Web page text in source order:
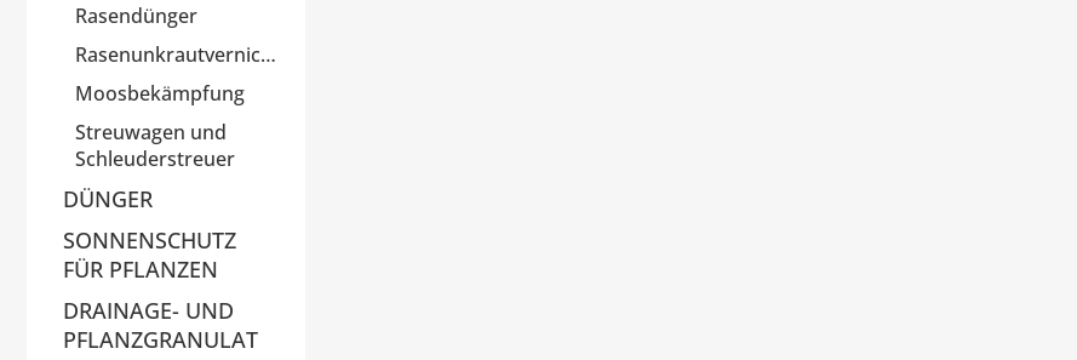
Rasendünger
Rasenunkrautvernichter
Moosbekämpfung
Streuwagen und
Schleuderstreuer
DÜNGER
SONNENSCHUTZ
FÜR PFLANZEN
DRAINAGE- UND
PFLANZGRANULAT